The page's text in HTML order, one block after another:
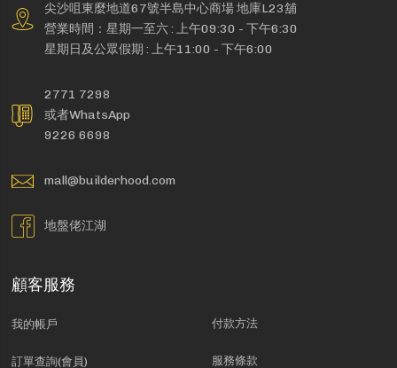
尖沙咀東麼地道67號半島中心商場 地庫L23舖
營業時間：星期一至六 : 上午09:30 - 下午6:30
星期日及公眾假期 : 上午11:00 - 下午6:00
2771 7298
或者WhatsApp
9226 6698
mall@builderhood.com
地盤佬江湖
顧客服務
我的帳戶
訂單查詢(會員)
付款方法
服務條款